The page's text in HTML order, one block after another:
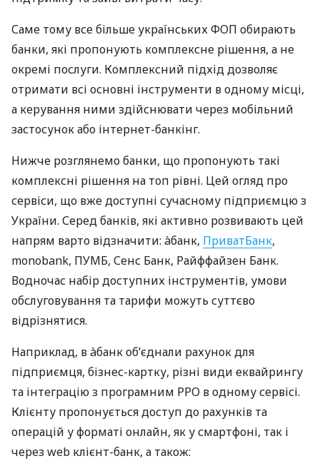
Саме тому все більше українських ФОП обирають
банки, які пропонують комплексне рішення, а не
окремі послуги. Комплексний підхід дозволяє
отримати всі основні інструменти в одному місці,
а керування ними здійснювати через мобільний
застосунок або інтернет-банкінг.
Нижче розглянемо банки, що пропонують такі
комплексні рішення на топ рівні. Цей огляд про
сервіси, що вже доступні сучасному підприємцю з
України. Серед банків, які активно розвивають цей
напрям варто відзначити: àбанк, ПриватБанк,
monobank, ПУМБ, Сенс Банк, Райффайзен Банк.
Водночас набір доступних інструментів, умови
обслуговування та тарифи можуть суттєво
відрізнятися.
Наприклад, в àбанк об’єднали рахунок для
підприємця, бізнес-картку, різні види еквайрингу
та інтеграцію з програмним РРО в одному сервісі.
Клієнту пропонується доступ до рахунків та
операцій у форматі онлайн, як у смартфоні, так і
через web клієнт-банк, а також: